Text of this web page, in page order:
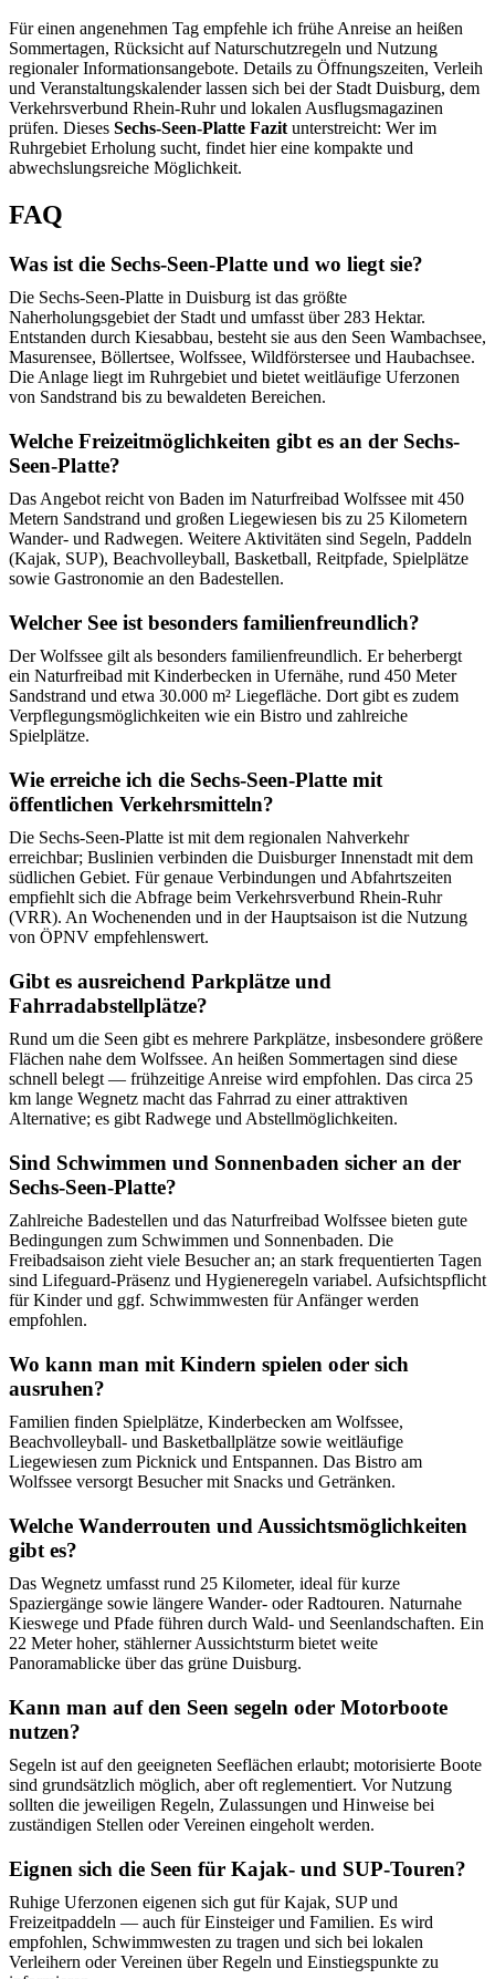
Für einen angenehmen Tag empfehle ich frühe Anreise an heißen
Sommertagen, Rücksicht auf Naturschutzregeln und Nutzung
regionaler Informationsangebote. Details zu Öffnungszeiten, Verleih
und Veranstaltungskalender lassen sich bei der Stadt Duisburg, dem
Verkehrsverbund Rhein-Ruhr und lokalen Ausflugsmagazinen
prüfen. Dieses Sechs-Seen-Platte Fazit unterstreicht: Wer im
Ruhrgebiet Erholung sucht, findet hier eine kompakte und
abwechslungsreiche Möglichkeit.
FAQ
Was ist die Sechs-Seen-Platte und wo liegt sie?
Die Sechs-Seen-Platte in Duisburg ist das größte
Naherholungsgebiet der Stadt und umfasst über 283 Hektar.
Entstanden durch Kiesabbau, besteht sie aus den Seen Wambachsee,
Masurensee, Böllertsee, Wolfssee, Wildförstersee und Haubachsee.
Die Anlage liegt im Ruhrgebiet und bietet weitläufige Uferzonen
von Sandstrand bis zu bewaldeten Bereichen.
Welche Freizeitmöglichkeiten gibt es an der Sechs-
Seen-Platte?
Das Angebot reicht von Baden im Naturfreibad Wolfssee mit 450
Metern Sandstrand und großen Liegewiesen bis zu 25 Kilometern
Wander- und Radwegen. Weitere Aktivitäten sind Segeln, Paddeln
(Kajak, SUP), Beachvolleyball, Basketball, Reitpfade, Spielplätze
sowie Gastronomie an den Badestellen.
Welcher See ist besonders familienfreundlich?
Der Wolfssee gilt als besonders familienfreundlich. Er beherbergt
ein Naturfreibad mit Kinderbecken in Ufernähe, rund 450 Meter
Sandstrand und etwa 30.000 m² Liegefläche. Dort gibt es zudem
Verpflegungsmöglichkeiten wie ein Bistro und zahlreiche
Spielplätze.
Wie erreiche ich die Sechs-Seen-Platte mit
öffentlichen Verkehrsmitteln?
Die Sechs-Seen-Platte ist mit dem regionalen Nahverkehr
erreichbar; Buslinien verbinden die Duisburger Innenstadt mit dem
südlichen Gebiet. Für genaue Verbindungen und Abfahrtszeiten
empfiehlt sich die Abfrage beim Verkehrsverbund Rhein-Ruhr
(VRR). An Wochenenden und in der Hauptsaison ist die Nutzung
von ÖPNV empfehlenswert.
Gibt es ausreichend Parkplätze und
Fahrradabstellplätze?
Rund um die Seen gibt es mehrere Parkplätze, insbesondere größere
Flächen nahe dem Wolfssee. An heißen Sommertagen sind diese
schnell belegt — frühzeitige Anreise wird empfohlen. Das circa 25
km lange Wegnetz macht das Fahrrad zu einer attraktiven
Alternative; es gibt Radwege und Abstellmöglichkeiten.
Sind Schwimmen und Sonnenbaden sicher an der
Sechs-Seen-Platte?
Zahlreiche Badestellen und das Naturfreibad Wolfssee bieten gute
Bedingungen zum Schwimmen und Sonnenbaden. Die
Freibadsaison zieht viele Besucher an; an stark frequentierten Tagen
sind Lifeguard-Präsenz und Hygieneregeln variabel. Aufsichtspflicht
für Kinder und ggf. Schwimmwesten für Anfänger werden
empfohlen.
Wo kann man mit Kindern spielen oder sich
ausruhen?
Familien finden Spielplätze, Kinderbecken am Wolfssee,
Beachvolleyball- und Basketballplätze sowie weitläufige
Liegewiesen zum Picknick und Entspannen. Das Bistro am
Wolfssee versorgt Besucher mit Snacks und Getränken.
Welche Wanderrouten und Aussichtsmöglichkeiten
gibt es?
Das Wegnetz umfasst rund 25 Kilometer, ideal für kurze
Spaziergänge sowie längere Wander- oder Radtouren. Naturnahe
Kieswege und Pfade führen durch Wald- und Seenlandschaften. Ein
22 Meter hoher, stählerner Aussichtsturm bietet weite
Panoramablicke über das grüne Duisburg.
Kann man auf den Seen segeln oder Motorboote
nutzen?
Segeln ist auf den geeigneten Seeflächen erlaubt; motorisierte Boote
sind grundsätzlich möglich, aber oft reglementiert. Vor Nutzung
sollten die jeweiligen Regeln, Zulassungen und Hinweise bei
zuständigen Stellen oder Vereinen eingeholt werden.
Eignen sich die Seen für Kajak- und SUP-Touren?
Ruhige Uferzonen eigenen sich gut für Kajak, SUP und
Freizeitpaddeln — auch für Einsteiger und Familien. Es wird
empfohlen, Schwimmwesten zu tragen und sich bei lokalen
Verleihern oder Vereinen über Regeln und Einstiegspunkte zu